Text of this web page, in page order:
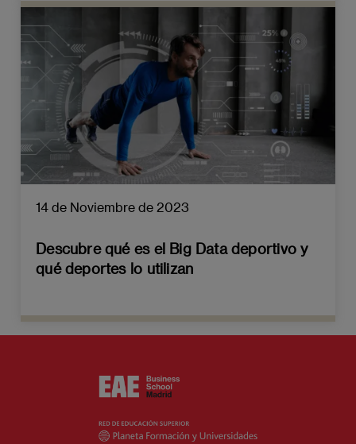
14 de Noviembre de 2023
Descubre qué es el Big Data deportivo y
qué deportes lo utilizan